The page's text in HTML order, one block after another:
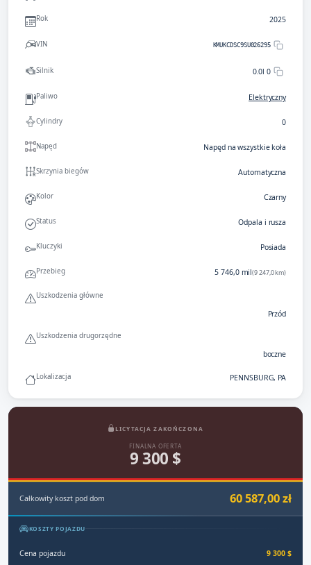
Rok 2025
VIN KMUKCDSC9SU026295
Silnik 0.0l 0
Paliwo Elektryczny
Cylindry 0
Napęd Napęd na wszystkie koła
Skrzynia biegów Automatyczna
Kolor Czarny
Status Odpala i rusza
Kluczyki Posiada
Przebieg 5 746,0 mil(9 247,0 km)
Uszkodzenia główne
Przód
Uszkodzenia drugorzędne
boczne
Lokalizacja PENNSBURG, PA
LICYTACJA ZAKOŃCZONA
FINALNA OFERTA
9 300 $
Całkowity koszt pod dom 60 587,00 zł
KOSZTY POJAZDU
Cena pojazdu 9 300 $